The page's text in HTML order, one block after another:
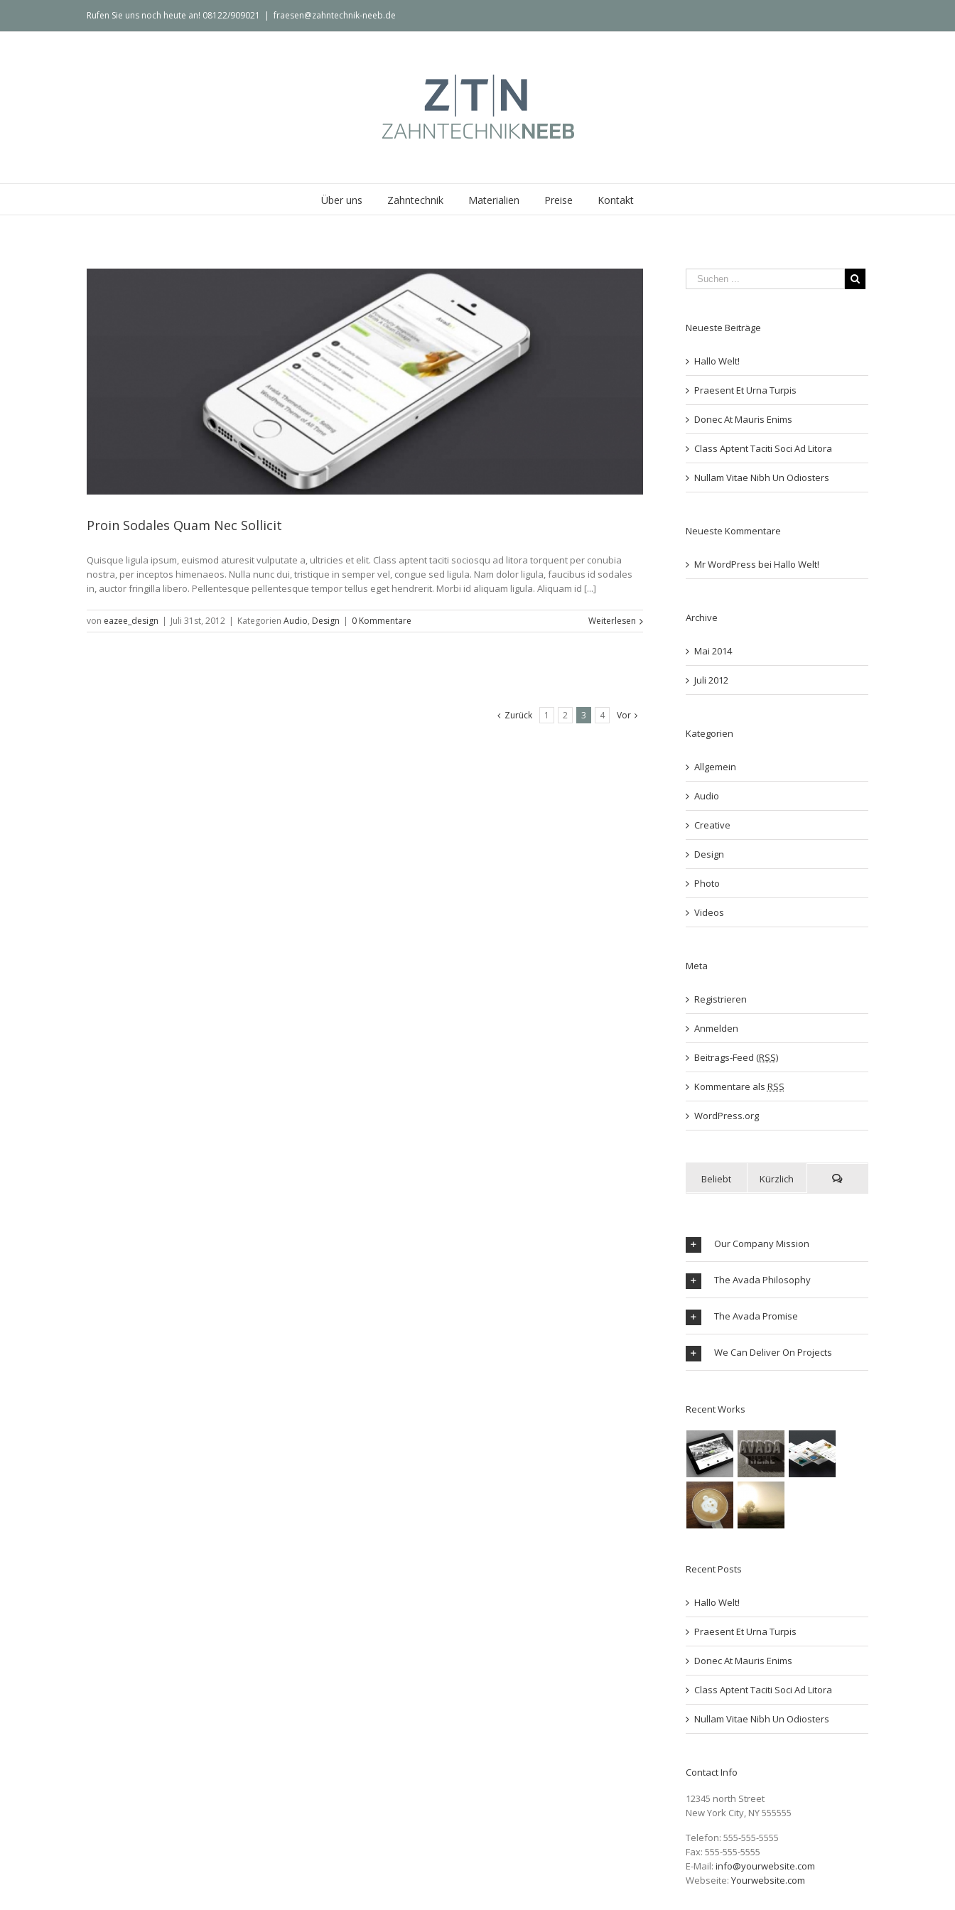
Rufen Sie uns noch heute an! 08122/909021 | fraesen@zahntechnik-neeb.de
Über uns Zahntechnik Materialien Preise Kontakt
Proin Sodales Quam Nec Sollicit
Quisque ligula ipsum, euismod aturesit vulputate a, ultricies et elit. Class aptent taciti sociosqu ad litora torquent per conubia
nostra, per inceptos himenaeos. Nulla nunc dui, tristique in semper vel, congue sed ligula. Nam dolor ligula, faucibus id sodales
in, auctor fringilla libero. Pellentesque pellentesque tempor tellus eget hendrerit. Morbi id aliquam ligula. Aliquam id [...]
von eazee_design | Juli 31st, 2012 | Kategorien Audio, Design | 0 Kommentare Weiterlesen
Zurück 1 2 3 4 Vor
Neueste Beiträge
Hallo Welt!
Praesent Et Urna Turpis
Donec At Mauris Enims
Class Aptent Taciti Soci Ad Litora
Nullam Vitae Nibh Un Odiosters
Neueste Kommentare
Mr WordPress bei Hallo Welt!
Archive
Mai 2014
Juli 2012
Kategorien
Allgemein
Audio
Creative
Design
Photo
Videos
Meta
Registrieren
Anmelden
Beitrags-Feed (RSS)
Kommentare als RSS
WordPress.org
Beliebt Kürzlich
Our Company Mission
The Avada Philosophy
The Avada Promise
We Can Deliver On Projects
Recent Works
Recent Posts
Hallo Welt!
Praesent Et Urna Turpis
Donec At Mauris Enims
Class Aptent Taciti Soci Ad Litora
Nullam Vitae Nibh Un Odiosters
Contact Info
12345 north Street
New York City, NY 555555
Telefon: 555-555-5555
Fax: 555-555-5555
E-Mail: info@yourwebsite.com
Webseite: Yourwebsite.com